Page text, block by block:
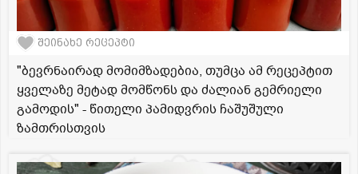
შეინახე რეცეპტი
"ბევრნაირად მომიმზადებია, თუმცა ამ რეცეპტით
ყველაზე მეტად მომწონს და ძალიან გემრიელი
გამოდის" - წითელი პამიდვრის ჩაშუშული
ზამთრისთვის